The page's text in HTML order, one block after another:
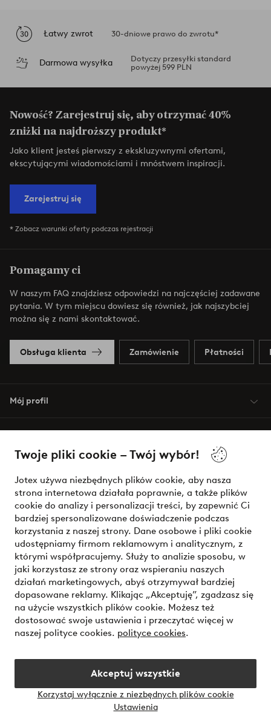
Twoje pliki cookie – Twój wybór!
Jotex używa niezbędnych plików cookie, aby nasza
strona internetowa działała poprawnie, a także plików
cookie do analizy i personalizacji treści, by zapewnić Ci
bardziej spersonalizowane doświadczenie podczas
korzystania z naszej strony. Dane osobowe i pliki cookie
udostępniamy firmom reklamowym i analitycznym, z
którymi współpracujemy. Służy to analizie sposobu, w
jaki korzystasz ze strony oraz wspieraniu naszych
działań marketingowych, abyś otrzymywał bardziej
dopasowane reklamy. Klikając „Akceptuję”, zgadzasz się
na użycie wszystkich plików cookie. Możesz też
dostosować swoje ustawienia i przeczytać więcej w
naszej polityce cookies. polityce cookies.
Akceptuj wszystkie
Korzystaj wyłącznie z niezbędnych plików cookie
Ustawienia
Łatwy zwrot 30-dniowe prawo do zwrotu*
Darmowa wysyłka
Dotyczy przesyłki standard
powyżej 599 PLN
Nowość? Zarejestruj się, aby otrzymać 40%
zniżki na najdroższy produkt*
Jako klient jesteś pierwszy z ekskluzywnymi ofertami,
ekscytującymi wiadomościami i mnóstwem inspiracji.
Zarejestruj się
* Zobacz warunki oferty podczas rejestracji
Pomagamy ci
W naszym FAQ znajdziesz odpowiedzi na najczęściej zadawane
pytania. W tym miejscu dowiesz się również, jak najszybciej
można się z nami skontaktować.
Obsługa klienta Zamówienie Płatności
Mój profil
Warunki
Bezpieczne płatności - zapłać teraz lub podziel się
Chcesz dowiedzieć się więcej o naszych opcjach płatności